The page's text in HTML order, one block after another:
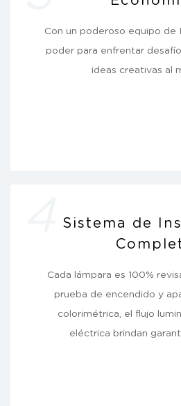
Con un poderoso equipo de
poder para enfrentar
ideas creativas al
Sistema de
Cada lámpara es 100%
prueba de encendido y
colorimétrica, el flujo
eléctrica brindan